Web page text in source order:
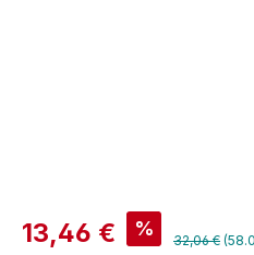
Verkaufspreis:
13,46 € % Regulärer
32,06 €